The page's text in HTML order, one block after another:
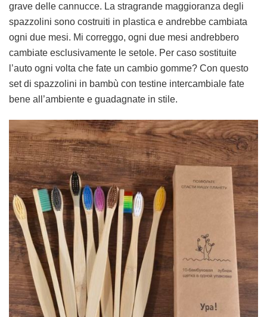
grave delle cannucce. La stragrande maggioranza degli
spazzolini sono costruiti in plastica e andrebbe cambiata
ogni due mesi. Mi correggo, ogni due mesi andrebbero
cambiate esclusivamente le setole. Per caso sostituite
l’auto ogni volta che fate un cambio gomme? Con questo
set di spazzolini in bambù con testine intercambiale fate
bene all’ambiente e guadagnate in stile.